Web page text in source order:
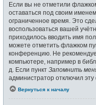
Если вы не отметили
оставаться под своим
ограниченное время. Это
воспользоваться вашей
приходилось вводить имя
можете отметить флажком
конференцию. Не
компьютере, например в
д. Если пункт Запомнить
администратор отключил эту
Вернуться к началу